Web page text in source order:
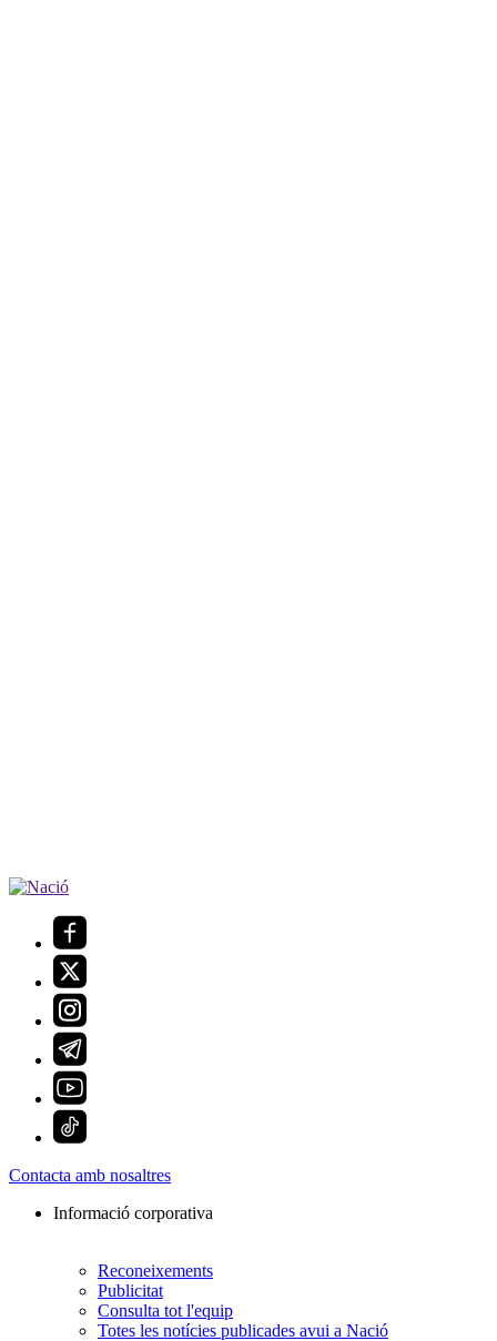
Contacta amb nosaltres
Informació corporativa
Reconeixements
Publicitat
Consulta tot l'equip
Totes les notícies publicades avui a Nació